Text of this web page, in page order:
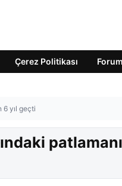
Çerez Politikası Forum
6 yıl geçti